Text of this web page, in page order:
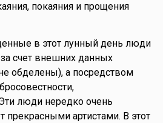
покаяния и прощения
в этот лунный день люди
счет внешних данных
обделены), а посредством
люди нередко очень
артистами. В этот